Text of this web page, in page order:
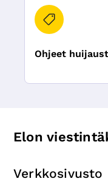
Ohjeet
Elon
Verkkosivusto